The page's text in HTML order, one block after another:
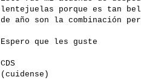
lentejuelas porque es tan
de año son la combinación
Espero que les guste
CDS
(cuidense)